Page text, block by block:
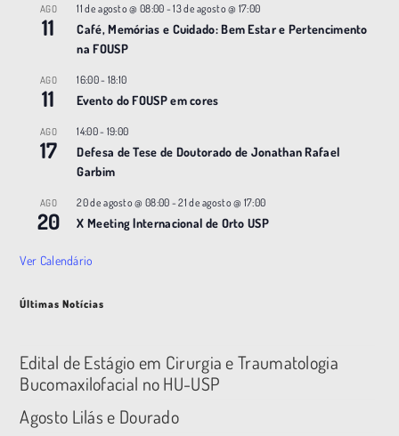
AGO
11
11 de agosto @ 08:00 -13 de agosto @ 17:00
Café, Memórias e Cuidado: Bem Estar e Pertencimento
na FOUSP
AGO
11
16:00- 18:10
Evento do FOUSP em cores
AGO
17
14:00- 19:00
Defesa de Tese de Doutorado de Jonathan Rafael
Garbim
AGO
20
20 de agosto @ 08:00 -21 de agosto @ 17:00
X Meeting |nternacional de Orto USP
Ver Calendário
Últimas Notícias
Edital de Estágio em Cirurgia e Traumatologia
Bucomaxilofacial no HU-USP
Agosto Lilás e Dourado